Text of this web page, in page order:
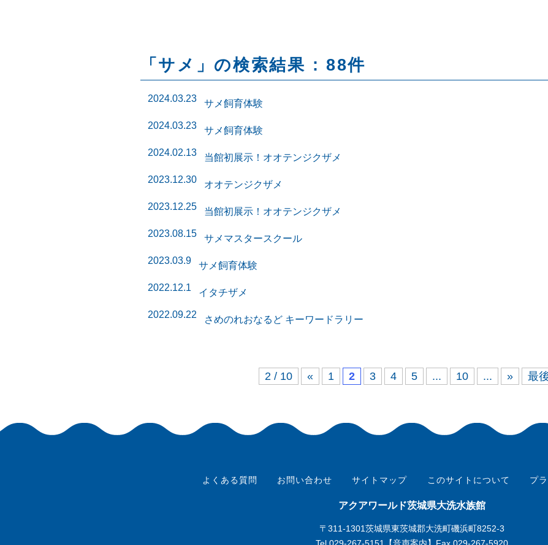
「サメ」の検索結果 : 88件
2024.03.23 サメ飼育体験
2024.03.23 サメ飼育体験
2024.02.13 当館初展示！オオテンジクザメ
2023.12.30 オオテンジクザメ
2023.12.25 当館初展示！オオテンジクザメ
2023.08.15 サメマスタースクール
2023.03.9 サメ飼育体験
2022.12.1 イタチザメ
2022.09.22 さめのれおなるど キーワードラリー
2 / 10 « 1 2 3 4 5 ... 10 ... » 最
よくある質問 お問い合わせ サイトマップ このサイトについて プ
アクアワールド茨城県大洗水族館
〒311-1301茨城県東茨城郡大洗町磯浜町8252-3